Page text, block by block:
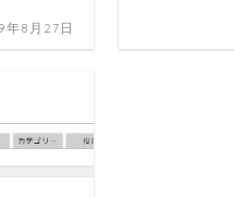
年8月27日